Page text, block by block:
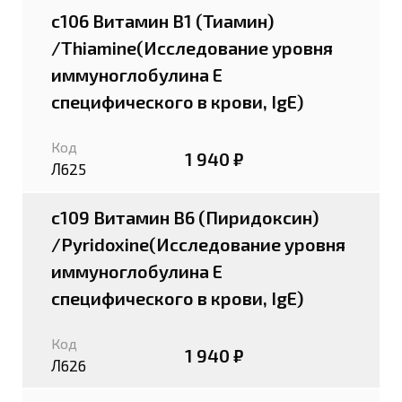
c106 Витамин В1 (Тиамин)
/Thiamine(Исследование уровня
иммуноглобулина E
специфического в крови, IgE)
Код
Л625 1 940 ₽
c109 Витамин В6 (Пиридоксин)
/Pyridoxine(Исследование уровня
иммуноглобулина E
специфического в крови, IgE)
Код
Л626 1 940 ₽